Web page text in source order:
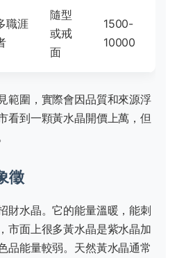
職涯
隨型
或戒
面
1500-
10000
範圍，實際會因品質和來源浮
看到一顆黃水晶開價上萬，但
徵
財水晶。它的能量溫暖，能刺
市面上很多黃水晶是紫水晶加
品能量較弱。天然黃水晶通常